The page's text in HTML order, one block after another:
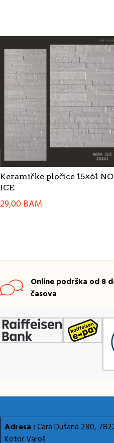
Keramičke pločice 15×61
ICE
29,00BAM
Online podrška od 8
časova
Adresa :Cara Dušana 280,
Kotor Varoš